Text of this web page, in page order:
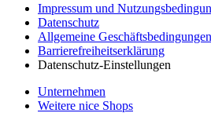
Impressum und
Datenschutz
Allgemeine
Barrierefreiheitserklärung
Datenschutz-Einstellungen
Unternehmen
Weitere nice Shops